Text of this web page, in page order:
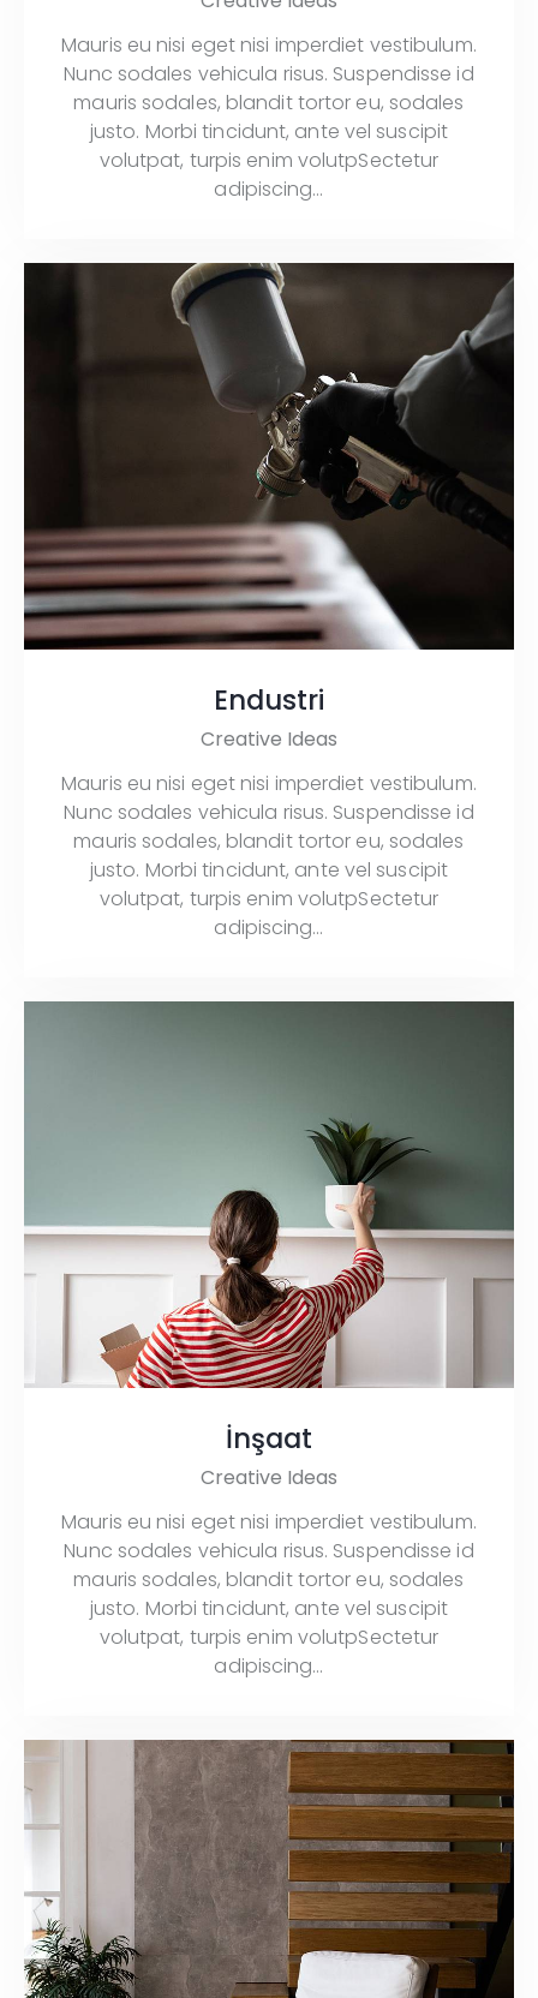
Mauris eu nisi eget nisi imperdiet vestibulum.
Nunc sodales vehicula risus. Suspendisse id
mauris sodales, blandit tortor eu, sodales
justo. Morbi tincidunt, ante vel suscipit
volutpat, turpis enim volutpSectetur
adipiscing…
Endustri
Creative Ideas
Mauris eu nisi eget nisi imperdiet vestibulum.
Nunc sodales vehicula risus. Suspendisse id
mauris sodales, blandit tortor eu, sodales
justo. Morbi tincidunt, ante vel suscipit
volutpat, turpis enim volutpSectetur
adipiscing…
İnşaat
Creative Ideas
Mauris eu nisi eget nisi imperdiet vestibulum.
Nunc sodales vehicula risus. Suspendisse id
mauris sodales, blandit tortor eu, sodales
justo. Morbi tincidunt, ante vel suscipit
volutpat, turpis enim volutpSectetur
adipiscing…